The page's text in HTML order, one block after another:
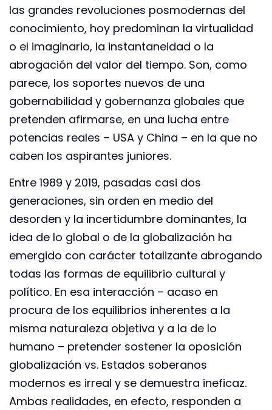
las grandes revoluciones posmodernas del
conocimiento, hoy predominan la virtualidad
o el imaginario, la instantaneidad o la
abrogación del valor del tiempo. Son, como
parece, los soportes nuevos de una
gobernabilidad y gobernanza globales que
pretenden afirmarse, en una lucha entre
potencias reales – USA y China – en la que no
caben los aspirantes juniores.
Entre 1989 y 2019, pasadas casi dos
generaciones, sin orden en medio del
desorden y la incertidumbre dominantes, la
idea de lo global o de la globalización ha
emergido con carácter totalizante abrogando
todas las formas de equilibrio cultural y
político. En esa interacción – acaso en
procura de los equilibrios inherentes a la
misma naturaleza objetiva y a la de lo
humano – pretender sostener la oposición
globalización vs. Estados soberanos
modernos es irreal y se demuestra ineficaz.
Ambas realidades, en efecto, responden a